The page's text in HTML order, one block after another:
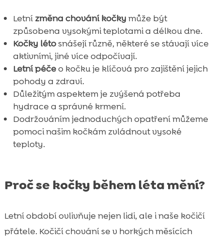
Aktivní hraní a jeho přínosy
Zdravotní aspekty letního období
 Jak pomoci kočce zvládnout horko?
 Význam kvalitního steliva
 Závěr
 FAQ
Letní změna chování kočky může být
způsobena vysokými teplotami a délkou dne.
Kočky létosnášejí různě, některé se stávají více
aktivními, jiné více odpočívají.
Letní péčeo kočku je klíčová pro zajištění jejich
pohody a zdraví.
Důležitým aspektem je zvýšená potřeba
hydrace a správné krmení.
Dodržováním jednoduchých opatření můžeme
pomoci našim kočkám zvládnout vysoké
teploty.
Proč se kočky během léta mění?
Letní období ovlivňuje nejen lidi, ale i naše kočičí
přátele. Kočičí chování se v horkých měsících